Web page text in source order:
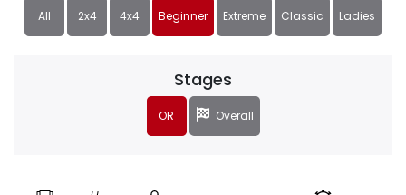
All 2x4 4x4 Beginner Extreme Classic Ladies
Stages
OR Overall